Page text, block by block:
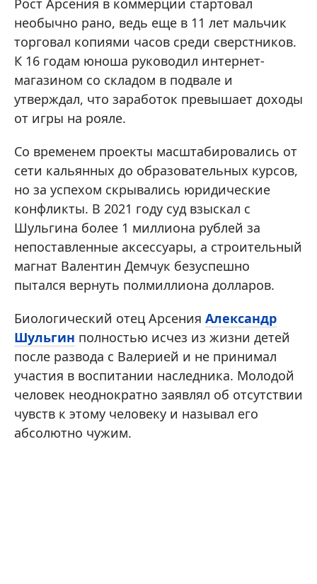
необычно рано, ведь еще в 11 лет мальчик
торговал копиями часов среди сверстников.
К 16 годам юноша руководил интернет-
магазином со складом в подвале и
утверждал, что заработок превышает доходы
от игры на рояле.
Со временем проекты масштабировались от
сети кальянных до образовательных курсов,
но за успехом скрывались юридические
конфликты. В 2021 году суд взыскал с
Шульгина более 1 миллиона рублей за
непоставленные аксессуары, а строительный
магнат Валентин Демчук безуспешно
пытался вернуть полмиллиона долларов.
Биологический отец Арсения Александр
Шульгин полностью исчез из жизни детей
после развода с Валерией и не принимал
участия в воспитании наследника. Молодой
человек неоднократно заявлял об отсутствии
чувств к этому человеку и называл его
абсолютно чужим.